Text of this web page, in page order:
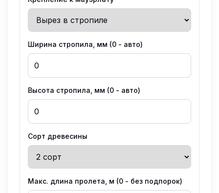
Ширина стропила, мм (0 - авто)
Высота стропила, мм (0 - авто)
Сорт древесины
Макс. длина пролета, м (0 - без подпорок)